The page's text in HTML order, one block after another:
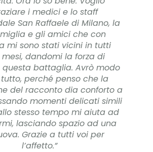
i medici e lo staff
San Raffaele di Milano, la
e gli amici che con
mi sono stati vicini in tutti
dandomi la forza di
battaglia. Avrò modo
perché penso che la
del racconto dia conforto a
momenti delicati simili
stesso tempo mi aiuta ad
lasciando spazio ad una
Grazie a tutti voi per
l’affetto.”